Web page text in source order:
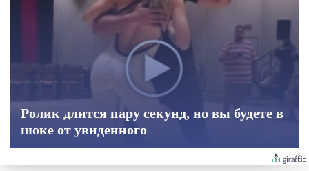
Ролик длится пару секунд, но вы будете в
шоке от увиденного